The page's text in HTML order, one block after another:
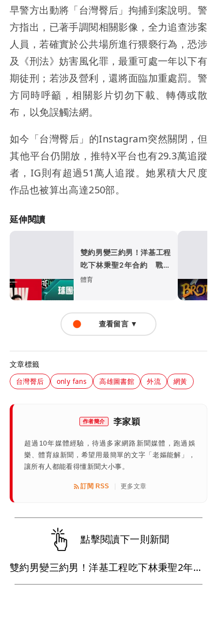
早警方出動將「台灣臀后」拘捕到案說明。警
方指出，已著手調閱相關影像，全力追查涉案
人員，若確實於公共場所進行猥褻行為，恐涉
及《刑法》妨害風化罪，最重可處一年以下有
期徒刑；若涉及營利，還將面臨加重處罰。警
方同時呼籲，相關影片切勿下載、轉傳或散
布，以免誤觸法網。
如今「台灣臀后」的Instagram突然關閉，但
其他平台仍開放，推特X平台也有29.3萬追蹤
者，IG則有超過51萬人追蹤。她累積大尺度
作品也被算出高達250部。
延伸閱讀
雙約男變三約男！洋基工程
吃下林秉聖2年合約 戰神
超暖背官司又送球員
體育
查看留言 ▼
文章標籤
台灣臀后 only fans 高雄圖書館 外流 網黃
作者簡介 李家穎
超過10年媒體經驗，待過多家網路新聞媒體，跑過娛
樂、體育線新聞，希望用最簡單的文字「老嫗能解」，
讓所有人都能看得懂新聞大小事。
訂閱 RSS 更多文章
點擊閱讀下一則新聞
雙約男變三約男！洋基工程吃下林秉聖2年合約 戰神超暖背官司又送球員